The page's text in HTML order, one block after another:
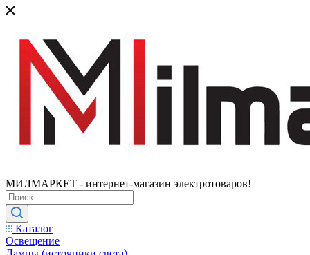
МИЛМАРКЕТ - интернет-магазин электротоваров!
Каталог
Освещение